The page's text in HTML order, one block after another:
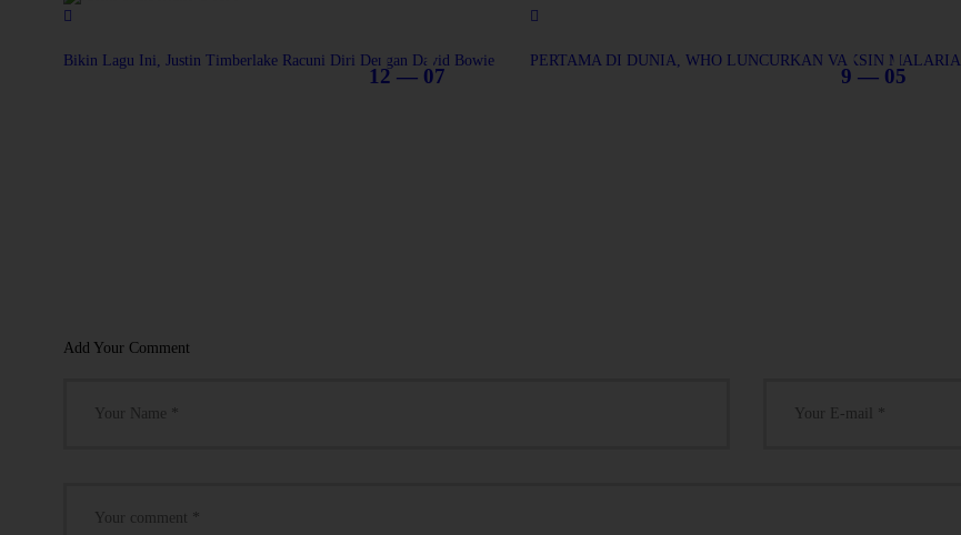
12 — 07
Bikin Lagu Ini, Justin Timberlake Racuni Diri Dengan David Bowie
9 — 05
PERTAMA DI DUNIA, WHO LUNCURKAN VAKSIN MALARIA
Add Your Comment